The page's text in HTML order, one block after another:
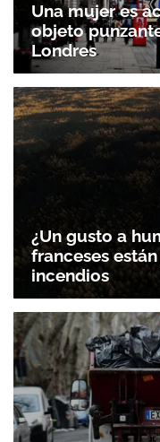
Una mujer es
objeto
Londres
¿Un gusto a
franceses
incendios